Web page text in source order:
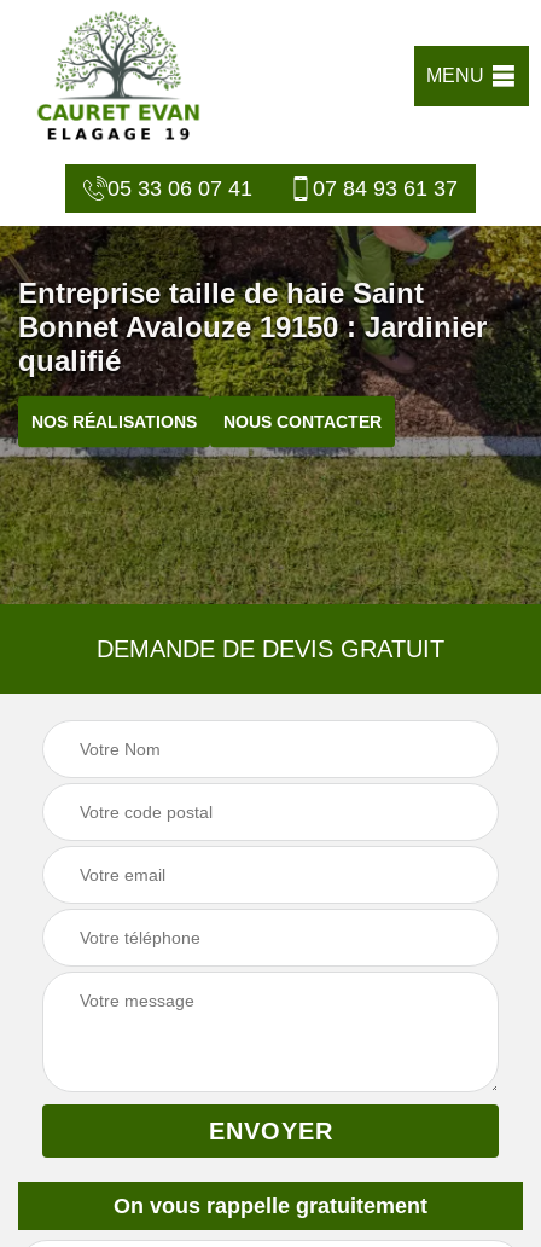
MENU
05 33 06 07 41 07 84 93 61 37
Entreprise taille de haie Saint
Bonnet Avalouze 19150 : Jardinier
qualifié
NOS RÉALISATIONS NOUS CONTACTER
DEMANDE DE DEVIS GRATUIT
On vous rappelle gratuitement